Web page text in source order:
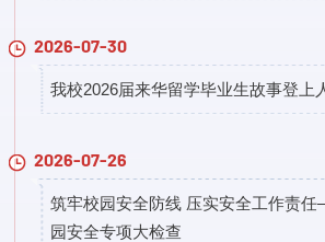
2026-07-30
我校2026届来华留学毕业生故事登上
2026-07-26
筑牢校园安全防线 压实安全工作责
园安全专项大检查